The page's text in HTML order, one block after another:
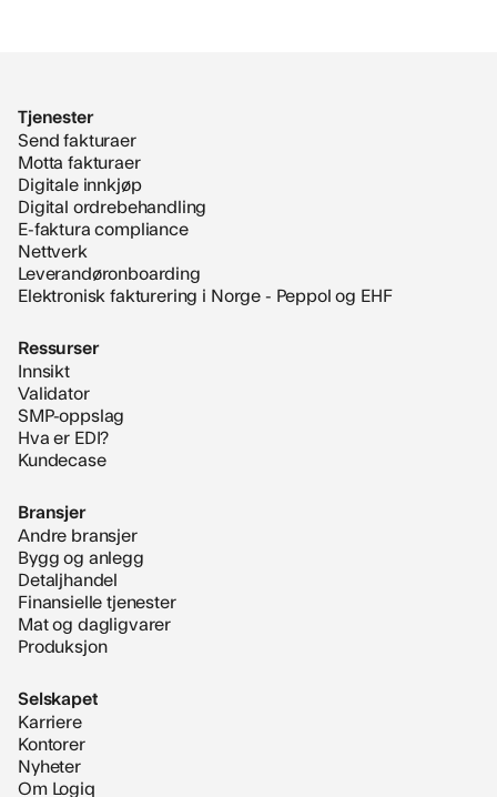
Tjenester
Send fakturaer
Motta fakturaer
Digitale innkjøp
Digital ordrebehandling
E-faktura compliance
Nettverk
Leverandøronboarding
Elektronisk fakturering i Norge - Peppol og EHF
Ressurser
Innsikt
Validator
SMP-oppslag
Hva er EDI?
Kundecase
Bransjer
Andre bransjer
Bygg og anlegg
Detaljhandel
Finansielle tjenester
Mat og dagligvarer
Produksjon
Selskapet
Karriere
Kontorer
Nyheter
Om Logiq